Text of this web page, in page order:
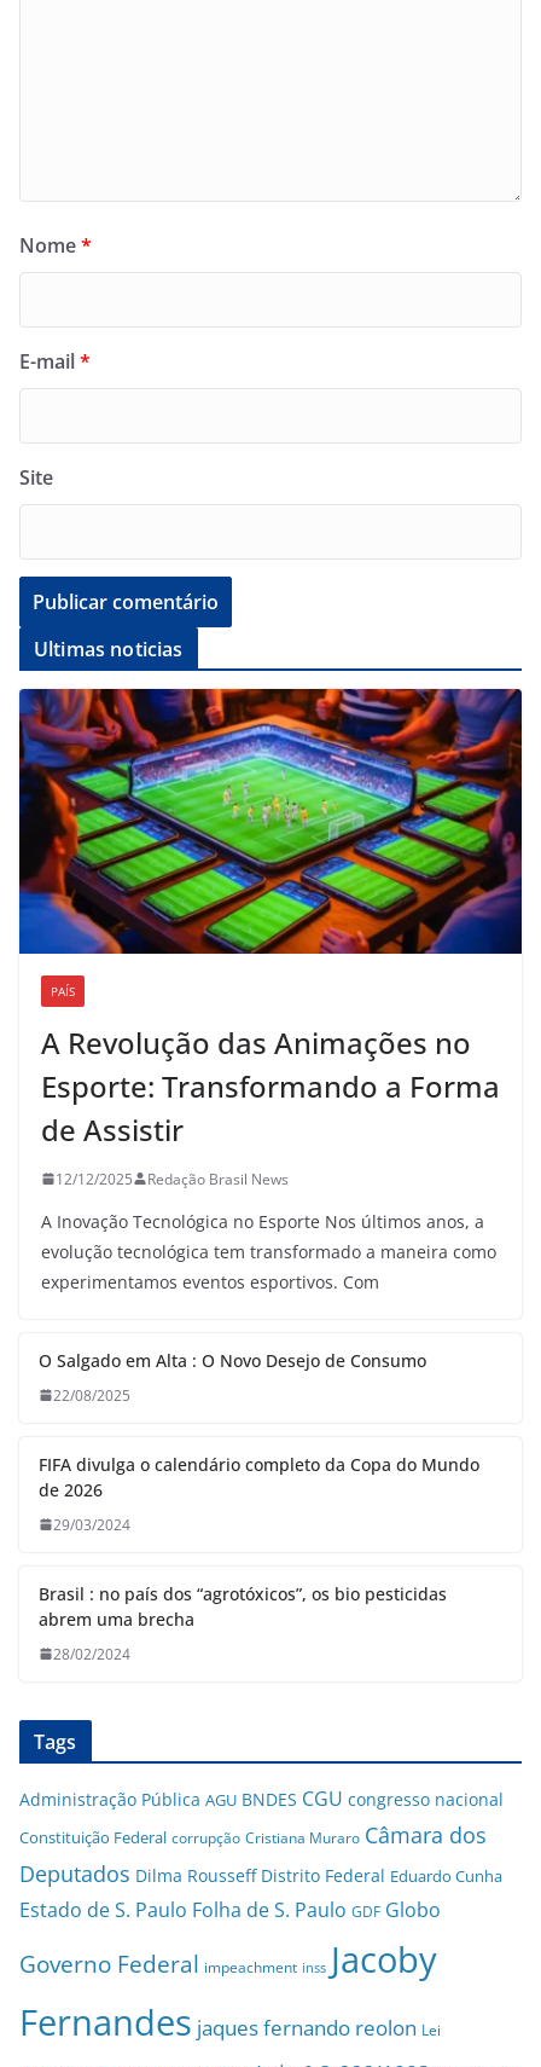
Nome*
E-mail*
Site
Ultimas noticias
PAÍS
A Revolução das Animações no
Esporte: Transformando a Forma
de Assistir
12/12/2025 Redação Brasil News
A Inovação Tecnológica no Esporte Nos últimos anos, a
evolução tecnológica tem transformado a maneira como
experimentamos eventos esportivos. Com
O Salgado em Alta : O Novo Desejo de Consumo
22/08/2025
FIFA divulga o calendário completo da Copa do Mundo
de 2026
29/03/2024
Brasil : no país dos “agrotóxicos”, os bio pesticidas
abrem uma brecha
28/02/2024
Tags
Administração Pública AGU BNDES CGU congresso nacional
Constituição Federal corrupção Cristiana Muraro Câmara dos
Deputados Dilma Rousseff Distrito Federal Eduardo Cunha
Estado de S. Paulo Folha de S. Paulo GDF Globo
Governo Federal impeachment inss Jacoby
Fernandes jaques fernando reolon Lei